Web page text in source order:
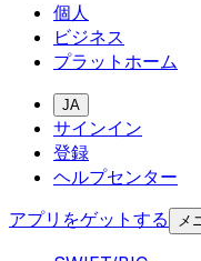
個人
ビジネス
プラットホーム
JA
サインイン
登録
ヘルプセンター
アプリをゲットする
メ